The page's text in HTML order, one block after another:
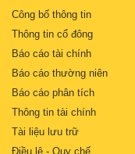
Công bố thông tin
Thông tin cổ đông
Báo cáo tài chính
Báo cáo thường niên
Báo cáo phân tích
Thông tin tài chính
Tài liệu lưu trữ
Điều lệ - Quy chế